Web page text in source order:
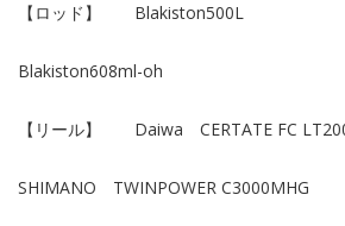
【ロッド】 Blakiston500L
Blakiston608ml-oh
【リール】 Daiwa CERTATE FC
SHIMANO TWINPOWER C3000MHG